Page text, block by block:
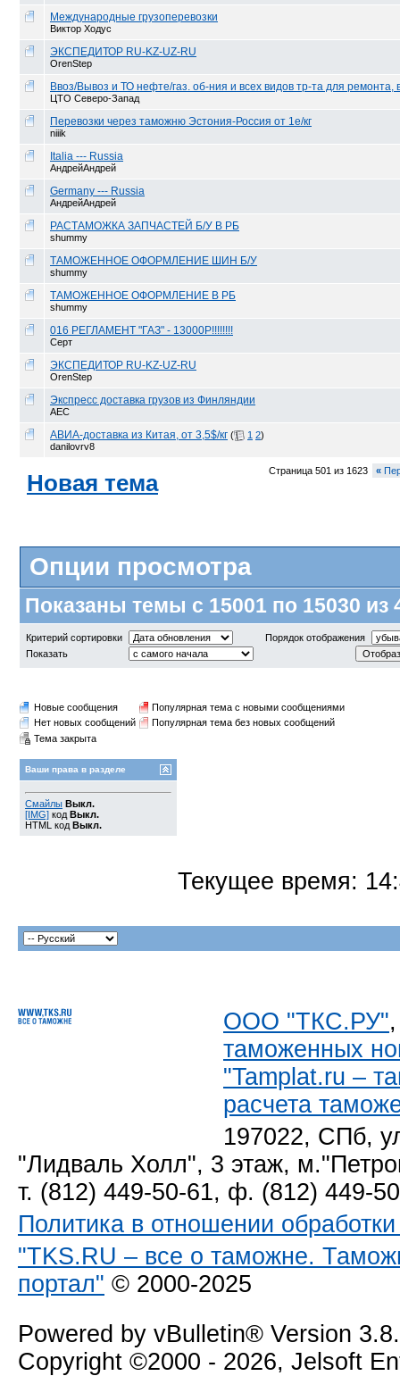
Международные грузоперевозки
Виктор Ходус
ЭКСПЕДИТОР RU-KZ-UZ-RU
OrenStep
Ввоз/Вывоз и ТО нефте/газ. об-ния и всех видов тр-та для ремонта,
ЦТО Северо-Запад
Перевозки через таможню Эстония-Россия от 1е/кг
niiik
Italia --- Russia
АндрейАндрей
Germany --- Russia
АндрейАндрей
РАСТАМОЖКА ЗАПЧАСТЕЙ Б/У В РБ
shummy
ТАМОЖЕННОЕ ОФОРМЛЕНИЕ ШИН Б/У
shummy
ТАМОЖЕННОЕ ОФОРМЛЕНИЕ В РБ
shummy
016 РЕГЛАМЕНТ "ГАЗ" - 13000Р!!!!!!!!
Серт
ЭКСПЕДИТОР RU-KZ-UZ-RU
OrenStep
Экспресс доставка грузов из Финляндии
АЕС
АВИА-доставка из Китая, от 3,5$/кг ( 1 2)
danilovrv8
Новая тема Страница 501 из 1623 «
Опции просмотра
Показаны темы с 15001 по 15030 из
Критерий сортировки
Порядок отображения
Показать
Новые сообщения
Популярная тема с новыми сообщениями
Нет новых сообщений
Популярная тема без новых сообщений
Тема закрыта
Ваши права в разделе
Смайлы Выкл.
[IMG] код Выкл.
HTML код Выкл.
Текущее время:
ООО "ТКС.РУ"
таможенных
"Tamplat.ru –
расчета
197022, СПб,
"Лидваль Холл", 3 этаж,
т. (812) 449-50-61, ф. (812) 449-
Политика в отношении
"TKS.RU – все о таможне.
портал" © 2000-2025
Powered by vBulletin® Version
Copyright ©2000 - 2026, Jelsoft